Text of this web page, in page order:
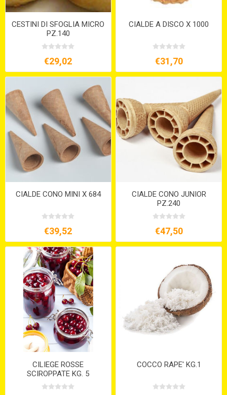
CESTINI DI SFOGLIA MICRO
PZ.140
€29,02
CIALDE A DISCO X 1000
€31,70
CIALDE CONO MINI X 684
€39,52
CIALDE CONO JUNIOR
PZ.240
€47,50
CILIEGE ROSSE
SCIROPPATE KG. 5
COCCO RAPE' KG.1